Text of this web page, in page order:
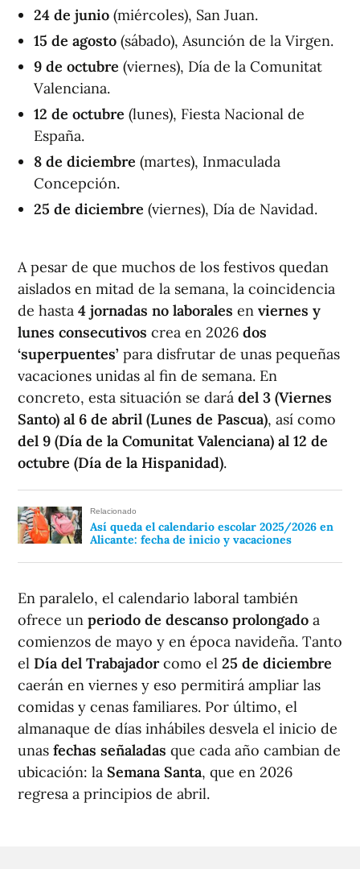
24 de junio (miércoles), San Juan.
15 de agosto (sábado), Asunción de la Virgen.
9 de octubre (viernes), Día de la Comunitat
Valenciana.
12 de octubre (lunes), Fiesta Nacional de
España.
8 de diciembre (martes), Inmaculada
Concepción.
25 de diciembre (viernes), Día de Navidad.
A pesar de que muchos de los festivos quedan
aislados en mitad de la semana, la coincidencia
de hasta 4 jornadas no laborales en viernes y
lunes consecutivos crea en 2026 dos
‘superpuentes’ para disfrutar de unas pequeñas
vacaciones unidas al fin de semana. En
concreto, esta situación se dará del 3 (Viernes
Santo) al 6 de abril (Lunes de Pascua), así como
del 9 (Día de la Comunitat Valenciana) al 12 de
octubre (Día de la Hispanidad).
Relacionado
Así queda el calendario escolar 2025/2026 en
Alicante: fecha de inicio y vacaciones
En paralelo, el calendario laboral también
ofrece un periodo de descanso prolongado a
comienzos de mayo y en época navideña. Tanto
el Día del Trabajadorcomo el 25 de diciembre
caerán en viernes y eso permitirá ampliar las
comidas y cenas familiares. Por último, el
almanaque de días inhábiles desvela el inicio de
unas fechas señaladas que cada año cambian de
ubicación: la Semana Santa, que en 2026
regresa a principios de abril.